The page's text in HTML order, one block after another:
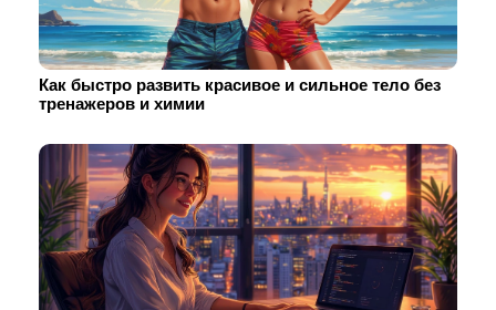
Как быстро развить красивое и сильное тело без
тренажеров и химии